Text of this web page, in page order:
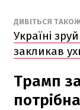
ДИВІТЬСЯ
Україні
закликав
Трамп